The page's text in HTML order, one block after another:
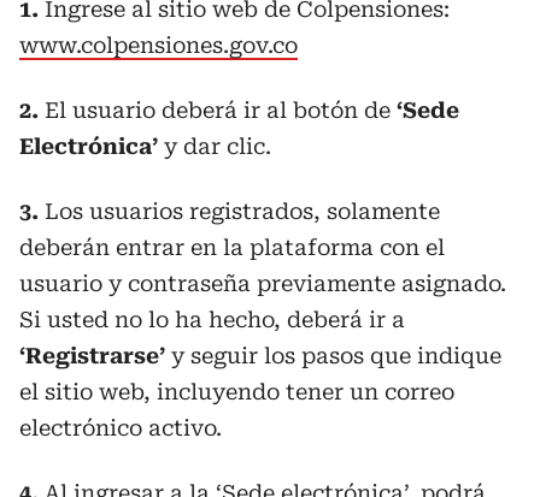
1. Ingrese al sitio web de Colpensiones:
www.colpensiones.gov.co
2. El usuario deberá ir al botón de ‘Sede
Electrónica’ y dar clic.
3. Los usuarios registrados, solamente
deberán entrar en la plataforma con el
usuario y contraseña previamente asignado.
Si usted no lo ha hecho, deberá ir a
‘Registrarse’ y seguir los pasos que indique
el sitio web, incluyendo tener un correo
electrónico activo.